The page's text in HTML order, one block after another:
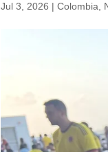
Jul 3, 2026 |Colombia